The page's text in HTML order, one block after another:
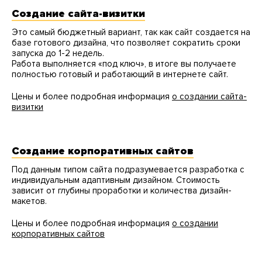
Создание сайта-визитки
Это самый бюджетный вариант, так как сайт создается на
базе готового дизайна, что позволяет сократить сроки
запуска до 1-2 недель.
Работа выполняется «под ключ», в итоге вы получаете
полностью готовый и работающий в интернете сайт.
Цены и более подробная информация о создании сайта-
визитки
Создание корпоративных сайтов
Под данным типом сайта подразумевается разработка с
индивидуальным адаптивным дизайном. Стоимость
зависит от глубины проработки и количества дизайн-
макетов.
Цены и более подробная информация о создании
корпоративных сайтов